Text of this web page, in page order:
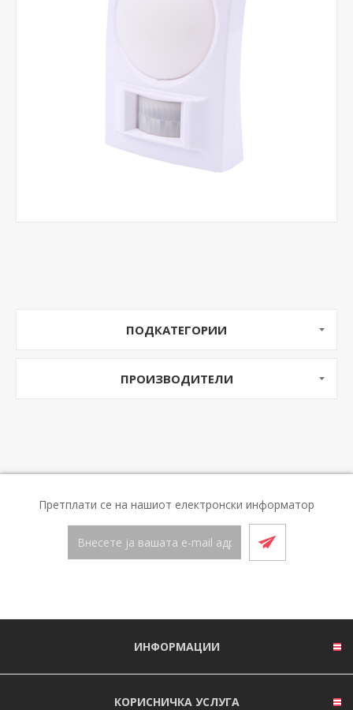
ПОДКАТЕГОРИИ
ПРОИЗВОДИТЕЛИ
Претплати се на нашиот електронски информатор
ИНФОРМАЦИИ
КОРИСНИЧКА УСЛУГА